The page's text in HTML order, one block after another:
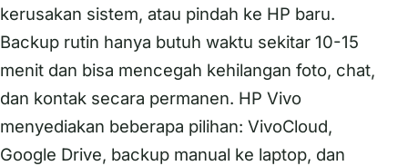
kerusakan sistem, atau pindah ke HP baru.
Backup rutin hanya butuh waktu sekitar 10-15
menit dan bisa mencegah kehilangan foto, chat,
dan kontak secara permanen. HP Vivo
menyediakan beberapa pilihan: VivoCloud,
Google Drive, backup manual ke laptop, dan